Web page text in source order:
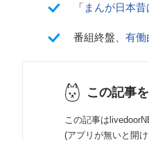
「 まんが日本昔
番組終盤、 有働
この記事
この記事は
(アプリが無いと開